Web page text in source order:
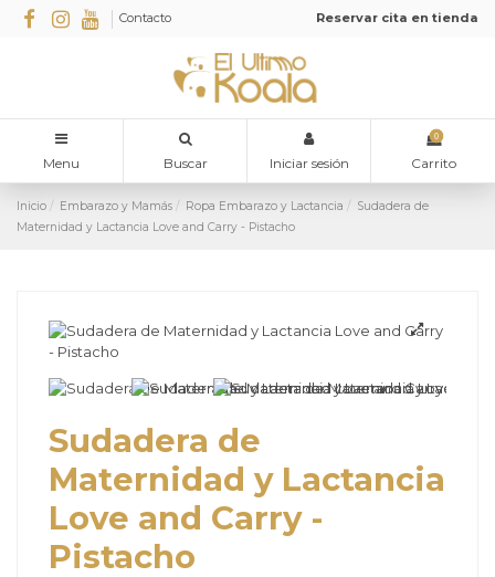
Contacto Reservar cita en tienda
Menu Buscar Iniciar sesión
0
Carrito
Inicio Embarazo y Mamás Ropa Embarazo y Lactancia
Sudadera de
Maternidad y Lactancia Love and Carry - Pistacho
Sudadera de
Maternidad y Lactancia
Love and Carry -
Pistacho